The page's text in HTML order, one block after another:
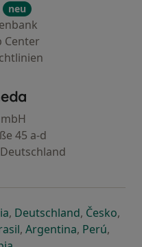
neu
Center
- Startseite
45 a-d
neuen Registerkarte
in einer neuen
öffnet in einer neuen
, Deutschlandöffnet in
, Česko,
Registerkarte
neuen Registerkarte
in einer neuen
öffnet in einer neuen
, Argentinaöffnet in
, Perúöffnet
,